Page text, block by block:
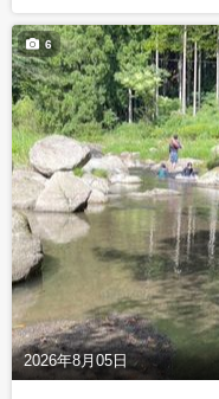
2026年8月05日
6